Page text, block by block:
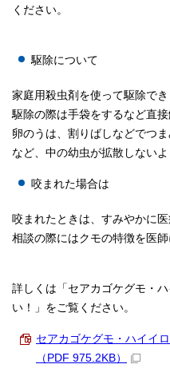
ください。
駆除について
家庭用殺虫剤を使って駆除でき
駆除の際は手袋をするなど直
卵のうは、割りばしなどでつ
など、中の幼虫が拡散しないよ
咬まれた場合は
咬まれたときは、すみやかに
相談の際にはクモの特徴を医師
詳しくは「セアカゴケグモ・
い！」をご覧ください。
セアカゴケグモ・ハイイ
（PDF 975.2KB）